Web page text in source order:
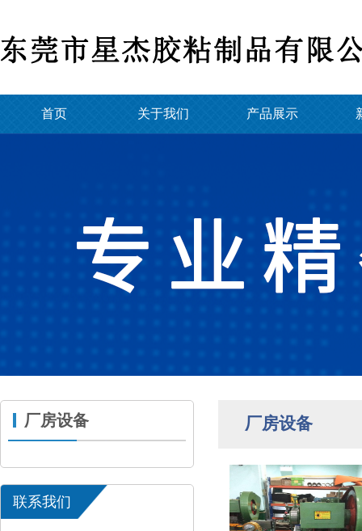
首页 关于我们 产品展示
厂房设备
联系我们
厂房设备